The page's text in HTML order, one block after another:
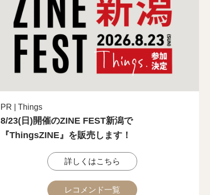
PR | Things
8/23(日)開催のZINE FEST新潟で
『ThingsZINE』を販売します！
詳しくはこちら
レコメンド一覧